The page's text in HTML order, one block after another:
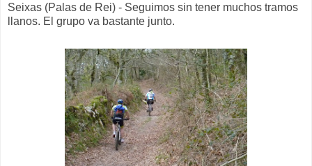
Seixas (Palas de Rei) - Seguimos sin tener muchos tramos
llanos. El grupo va bastante junto.